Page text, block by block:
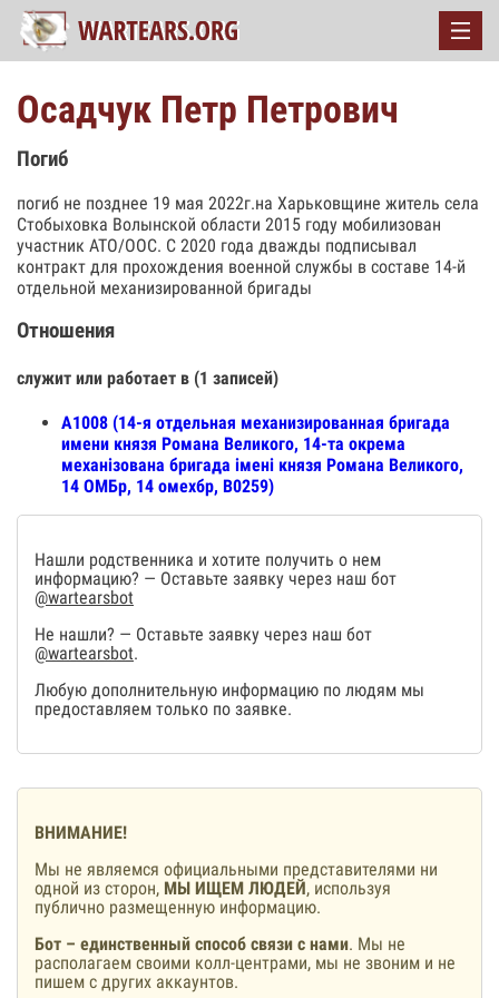
Осадчук Петр Петрович
Погиб
погиб не позднее 19 мая 2022г.на Харьковщине житель села
Стобыховка Волынской области 2015 году мобилизован
участник АТО/ООС. С 2020 года дважды подписывал
контракт для прохождения военной службы в составе 14-й
отдельной механизированной бригады
Отношения
служит или работает в (1 записей)
А1008 (14-я отдельная механизированная бригада
имени князя Романа Великого, 14-та окрема
механізована бригада імені князя Романа Великого,
14 ОМБр, 14 омехбр, В0259)
Нашли родственника и хотите получить о нем
информацию? — Оставьте заявку через наш бот
@wartearsbot
Не нашли? — Оставьте заявку через наш бот
@wartearsbot.
Любую дополнительную информацию по людям мы
предоставляем только по заявке.
ВНИМАНИЕ!
Мы не являемся официальными представителями ни
одной из сторон, МЫ ИЩЕМ ЛЮДЕЙ, используя
публично размещенную информацию.
Бот – единственный способ связи с нами. Мы не
располагаем своими колл-центрами, мы не звоним и не
пишем с других аккаунтов.